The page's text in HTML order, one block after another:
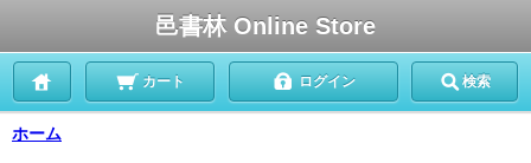
邑書林 Online Store
カート ログイン 検索
ホーム